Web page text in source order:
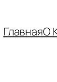
ГлавнаяО